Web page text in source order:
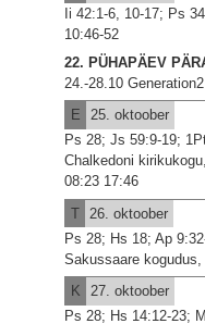
Ii 42:1-6, 10-17; Ps
10:46-52
22. PÜHAPÄEV
24.-28.10
E
25. oktoober
Ps 28; Js 59:9-19;
Chalkedoni
08:23 17:46
T
26. oktoober
Ps 28; Hs 18; Ap
Sakussaare kogudus,
K
27. oktoober
Ps 28; Hs 14:12-23;